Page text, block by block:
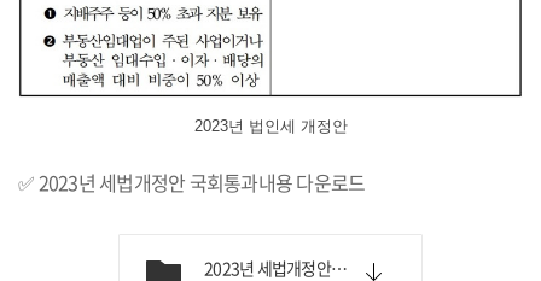
2023년 법인세 개정안
✅2023년 세법개정안 국회통과내용 다운로드
2023년 세법개정안 국회통과내용.pdf